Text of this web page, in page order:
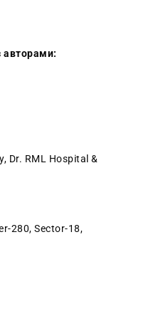
авторами:
Dr. RML Hospital &
280, Sector-18,